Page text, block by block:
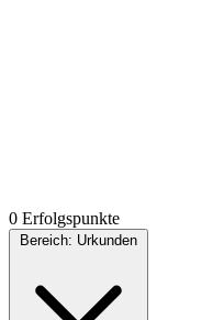
0 Erfolgspunkte
Bereich: Urkunden